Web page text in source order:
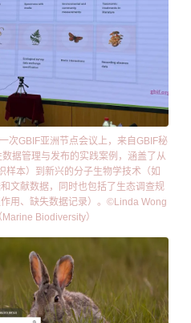
次GBIF亚洲节点会议上，来自GBIF秘
据管理与发布的实践案例，涵盖了从
样本）到新兴的分子生物学技术（如
文献数据，同时也包括了生态调查规
用、缺失数据记录）。©Linda Wong
Biodiversity）